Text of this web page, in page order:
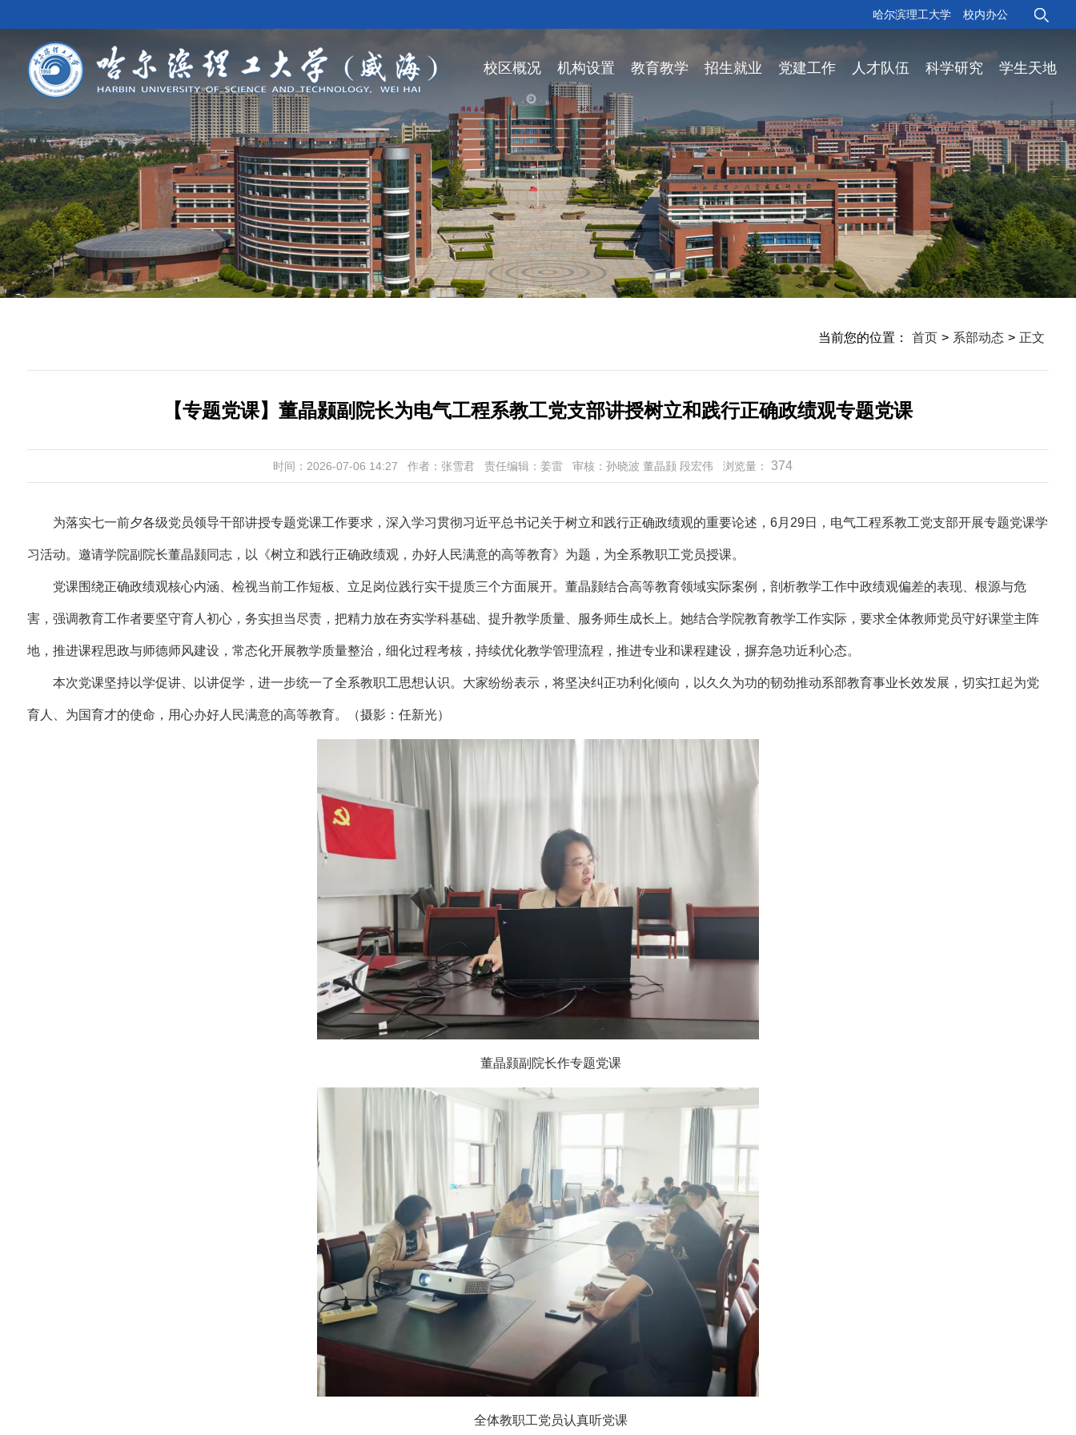
校内办公
哈尔滨理工大学
校区概况 机构设置 教育教学 招生就业 党建工作 人才队伍 科学研究 学生天地
当前您的位置： 首页 > 系部动态 > 正文
【专题党课】董晶颢副院长为电气工程系教工党支部讲授树立和践行正确政绩观专题党课
时间：2026-07-06 14:27 作者：张雪君 责任编辑：姜雷 审核：孙晓波 董晶颢 段宏伟 浏览量：374
为落实七一前夕各级党员领导干部讲授专题党课工作要求，深入学习贯彻习近平总书记关于树立和践行正确政绩观的重要论述，6月29日，电气工程系教工党支部开展专题党课学
习活动。邀请学院副院长董晶颢同志，以《树立和践行正确政绩观，办好人民满意的高等教育》为题，为全系教职工党员授课。
党课围绕正确政绩观核心内涵、检视当前工作短板、立足岗位践行实干提质三个方面展开。董晶颢结合高等教育领域实际案例，剖析教学工作中政绩观偏差的表现、根源与危
害，强调教育工作者要坚守育人初心，务实担当尽责，把精力放在夯实学科基础、提升教学质量、服务师生成长上。她结合学院教育教学工作实际，要求全体教师党员守好课堂主阵
地，推进课程思政与师德师风建设，常态化开展教学质量整治，细化过程考核，持续优化教学管理流程，推进专业和课程建设，摒弃急功近利心态。
本次党课坚持以学促讲、以讲促学，进一步统一了全系教职工思想认识。大家纷纷表示，将坚决纠正功利化倾向，以久久为功的韧劲推动系部教育事业长效发展，切实扛起为党
育人、为国育才的使命，用心办好人民满意的高等教育。（摄影：任新光）
董晶颢副院长作专题党课
全体教职工党员认真听党课